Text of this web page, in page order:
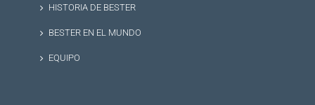
HISTORIA DE BESTER
BESTER EN EL MUNDO
EQUIPO